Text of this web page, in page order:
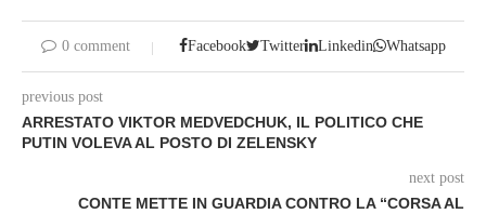
0 comment Facebook Twitter Linkedin Whatsapp
previous post
ARRESTATO VIKTOR MEDVEDCHUK, IL POLITICO CHE
PUTIN VOLEVA AL POSTO DI ZELENSKY
next post
CONTE METTE IN GUARDIA CONTRO LA “CORSA AL